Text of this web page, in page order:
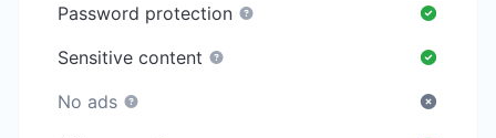
Password protection
Sensitive content
No ads